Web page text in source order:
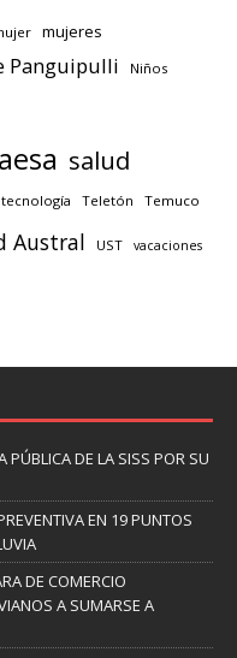
mujeres
Panguipulli Niños
salud
tecnología Teletón Temuco
Austral UST vacaciones
PÚBLICA DE LA SISS POR SU
EN 19 PUNTOS
DE COMERCIO
A SUMARSE A